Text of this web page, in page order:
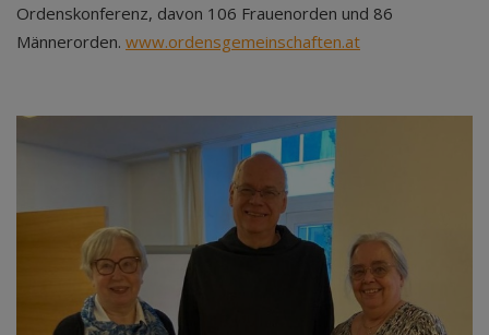
Ordenskonferenz, davon 106 Frauenorden und 86
Männerorden. www.ordensgemeinschaften.at